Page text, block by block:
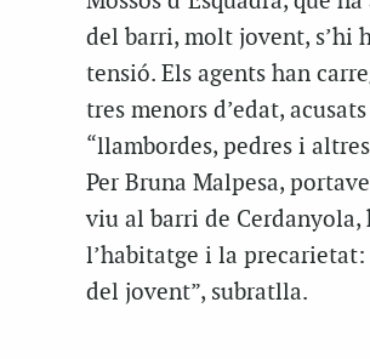
del barri, molt jovent, s’hi
tensió. Els agents han
tres menors d’edat,
“llambordes, pedres i
Per Bruna Malpesa,
viu al barri de
l’habitatge i la precarietat:
del jovent”, subratlla.